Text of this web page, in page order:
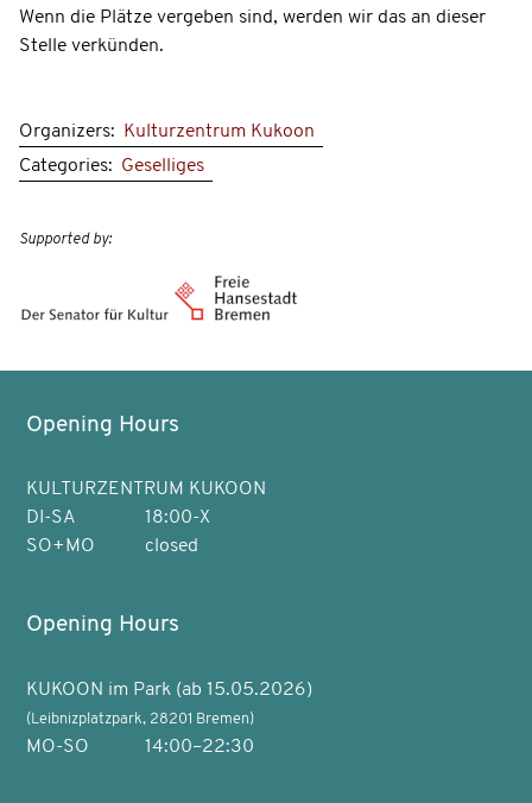
Wenn die Plätze vergeben sind, werden wir das an dieser
Stelle verkünden.
Organizers:
Kulturzentrum Kukoon
Categories: Geselliges
Supported by:
Opening Hours
KULTURZENTRUM KUKOON
DI-SA
18:00-X
SO+MO
closed
Opening Hours
KUKOON im Park (ab 15.05.2026)
(Leibnizplatzpark, 28201 Bremen)
MO-SO 14:00–22:30